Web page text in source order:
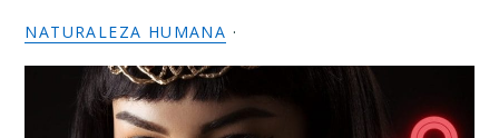
NATURALEZA HUMANA ·